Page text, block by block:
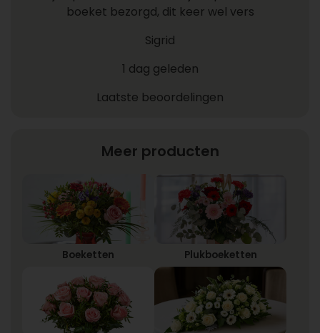
boeket bezorgd, dit keer wel vers
Sigrid
1 dag geleden
Laatste beoordelingen
Meer producten
Boeketten Plukboeketten